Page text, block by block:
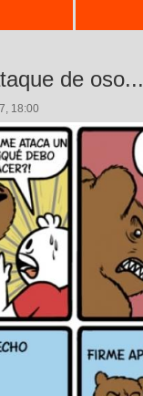
de oso...
18:00